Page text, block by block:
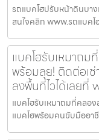
รถแบคโฮปรับหน้าดินบา
สนใจคลิก www.รถแบค
แบคโฮรับเหมาถม
พร้อมลุย! ติดต่อเ
ลงพื้นที่ไวได้เลยที่
แบคโฮรับเหมาถมที่คลอง
แบคโฮพร้อมคนขับมืออา